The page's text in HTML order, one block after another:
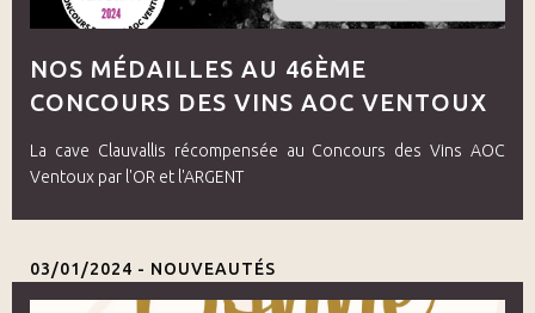
NOS MÉDAILLES AU 46ÈME
CONCOURS DES VINS AOC VENTOUX
La cave Clauvallis récompensée au Concours des Vins AOC
Ventoux par l'OR et l'ARGENT
03/01/2024 - NOUVEAUTÉS